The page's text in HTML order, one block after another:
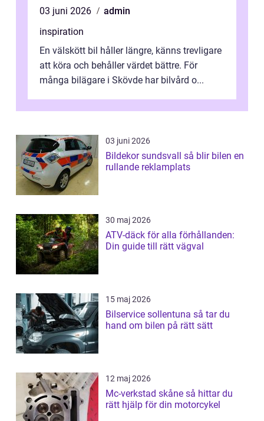
03 juni 2026
admin
inspiration
En välskött bil håller längre, känns trevligare
att köra och behåller värdet bättre. För
många bilägare i Skövde har bilvård o...
03 juni 2026
Bildekor sundsvall så blir bilen en
rullande reklamplats
30 maj 2026
ATV-däck för alla förhållanden:
Din guide till rätt vägval
15 maj 2026
Bilservice sollentuna så tar du
hand om bilen på rätt sätt
12 maj 2026
Mc-verkstad skåne så hittar du
rätt hjälp för din motorcykel